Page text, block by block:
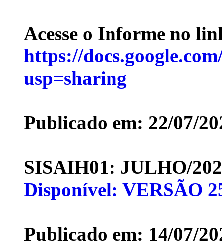
Acesse o Informe no
https://
usp=sharing
Publicado em: 22/07/
SISAIH01: JULHO/
Disponível: VERSÃO
Publicado em: 14/07/